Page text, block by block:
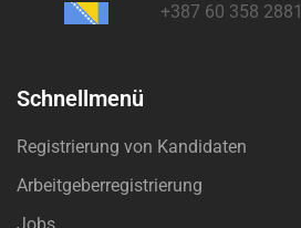
+387 60 358 2881
Schnellmenü
Registrierung von Kandidaten
Arbeitgeberregistrierung